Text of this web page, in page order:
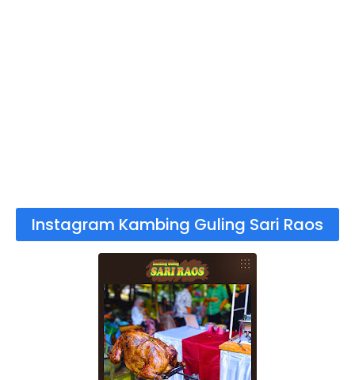
Instagram Kambing Guling Sari Raos